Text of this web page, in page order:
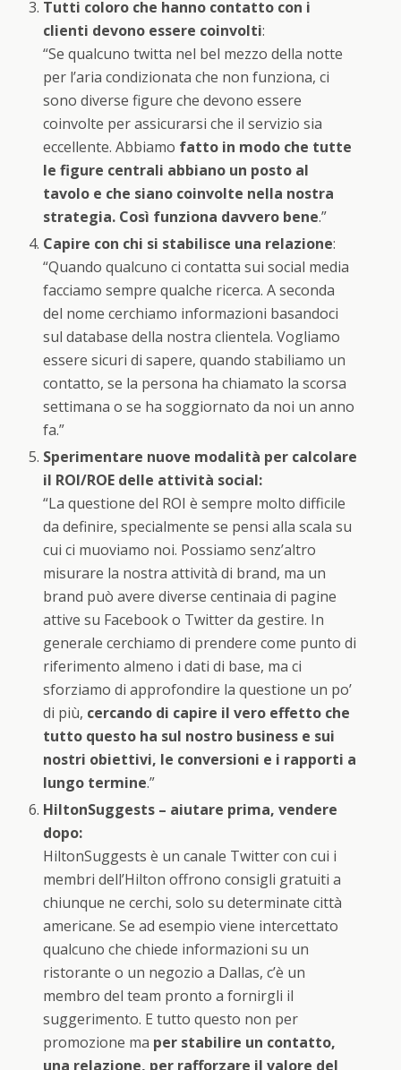
Tutti coloro che hanno contatto con i
clienti devono essere coinvolti:
“Se qualcuno twitta nel bel mezzo della notte
per l’aria condizionata che non funziona, ci
sono diverse figure che devono essere
coinvolte per assicurarsi che il servizio sia
eccellente. Abbiamo fatto in modo che tutte
le figure centrali abbiano un posto al
tavolo e che siano coinvolte nella nostra
strategia. Così funziona davvero bene.”
Capire con chi si stabilisce una relazione:
“Quando qualcuno ci contatta sui social media
facciamo sempre qualche ricerca. A seconda
del nome cerchiamo informazioni basandoci
sul database della nostra clientela. Vogliamo
essere sicuri di sapere, quando stabiliamo un
contatto, se la persona ha chiamato la scorsa
settimana o se ha soggiornato da noi un anno
fa.”
Sperimentare nuove modalità per calcolare
il ROI/ROE delle attività social:
“La questione del ROI è sempre molto difficile
da definire, specialmente se pensi alla scala su
cui ci muoviamo noi. Possiamo senz’altro
misurare la nostra attività di brand, ma un
brand può avere diverse centinaia di pagine
attive su Facebook o Twitter da gestire. In
generale cerchiamo di prendere come punto di
riferimento almeno i dati di base, ma ci
sforziamo di approfondire la questione un po’
di più, cercando di capire il vero effetto che
tutto questo ha sul nostro business e sui
nostri obiettivi, le conversioni e i rapporti a
lungo termine.”
HiltonSuggests – aiutare prima, vendere
dopo:
HiltonSuggests è un canale Twitter con cui i
membri dell’Hilton offrono consigli gratuiti a
chiunque ne cerchi, solo su determinate città
americane. Se ad esempio viene intercettato
qualcuno che chiede informazioni su un
ristorante o un negozio a Dallas, c’è un
membro del team pronto a fornirgli il
suggerimento. E tutto questo non per
promozione ma per stabilire un contatto,
una relazione, per rafforzare il valore del